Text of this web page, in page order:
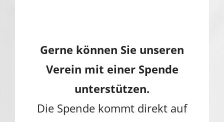
Gerne können Sie unseren
Verein mit einer Spende
unterstützen.
Die Spende kommt direkt auf